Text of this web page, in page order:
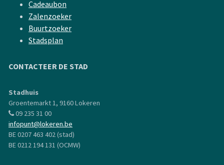
Cadeaubon
Zalenzoeker
Buurtzoeker
Stadsplan
CONTACTEER DE STAD
Stadhuis
Groentemarkt 1, 9160 Lokeren
09 235 31 00
infopunt@lokeren.be
BE 0207 463 402 (stad)
BE 0212 194 131 (OCMW)